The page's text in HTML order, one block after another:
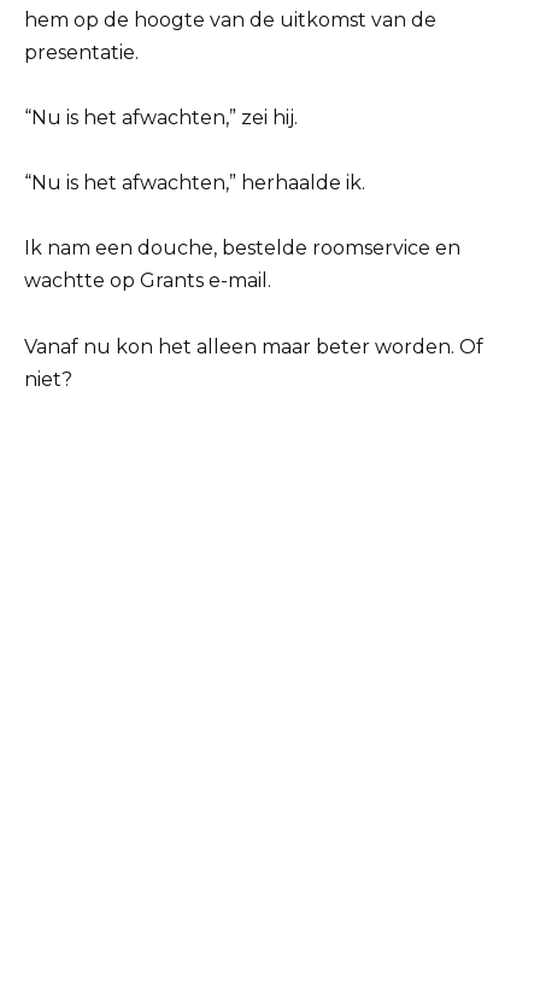
hem op de hoogte van de uitkomst van de
presentatie.
“Nu is het afwachten,” zei hij.
“Nu is het afwachten,” herhaalde ik.
Ik nam een douche, bestelde roomservice en
wachtte op Grants e-mail.
Vanaf nu kon het alleen maar beter worden. Of
niet?